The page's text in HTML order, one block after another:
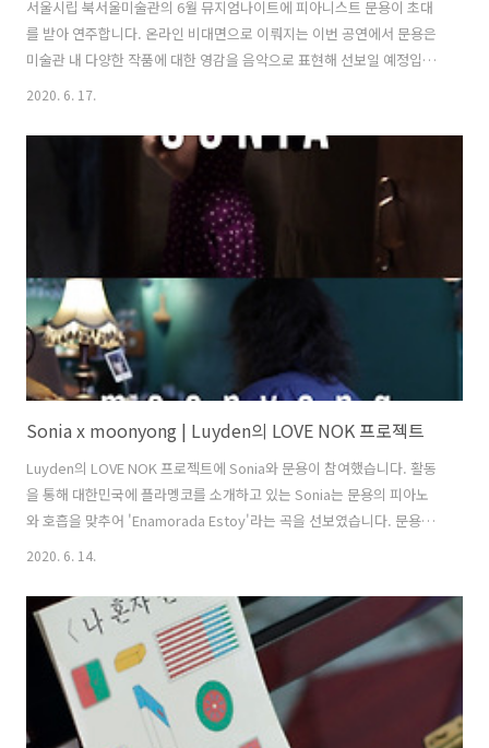
서울시립 북서울미술관의 6월 뮤지엄나이트에 피아니스트 문용이 초대
를 받아 연주합니다. 온라인 비대면으로 이뤄지는 이번 공연에서 문용은
미술관 내 다양한 작품에 대한 영감을 음악으로 표현해 선보일 예정입니
다. [ 관련보도: 포춘코리아 '비대면 시대, 미술관 전시작품에서 받은 영
www.fortunekorea.co.kr/news/articleView.html?idxno=12525 ]
비대면 시대, 미술관 전시작품에서 받은 영감을 피아니스트 문용이 음악
적으로 해석, 온라인 �피아니스트 문용 미술과 음악이 만난다.피아니스
트 문용이 서울시립 북서울미술관의 6월 뮤지엄나이트에 초대를 받아 연
주를 한다. 온라인상 비대면으로 이뤄지는 이번 공연에서 문용은 ..
2020. 6. 17.
Sonia x moonyong | Luyden의 LOVE NOK 프로젝트
Luyden의 LOVE NOK 프로젝트에 Sonia와 문용이 참여했습니다. 활동
을 통해 대한민국에 플라멩코를 소개하고 있는 Sonia는 문용의 피아노
와 호흡을 맞추어 'Enamorada Estoy'라는 곡을 선보였습니다. 문용과
Sonia가 함께한 'Enamorada Estoy' 영상을 감상해보시기 바랍니다.
난 12월 문용 단독으로 참여한 바 있습니다.
https://youtu.be/Oj3DOqo2EVc
2020. 6. 14.